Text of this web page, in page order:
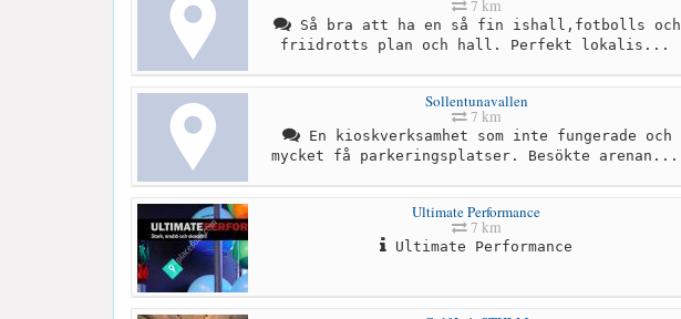
7 km
Så bra att ha en så fin ishall,fotbolls och
friidrotts plan och hall. Perfekt lokalis...
Sollentunavallen
7 km
En kioskverksamhet som inte fungerade och
mycket få parkeringsplatser. Besökte arenan...
Ultimate Performance
7 km
Ultimate Performance